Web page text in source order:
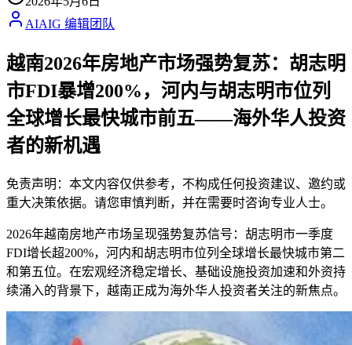
AIAIG 编辑团队
越南2026年房地产市场强势复苏：胡志明
市FDI暴增200%，河内与胡志明市位列
全球增长最快城市前五——海外华人投资
者的新机遇
免责声明：本文内容仅供参考，不构成任何投资建议、邀约或
重大决策依据。请您审慎判断，并在需要时咨询专业人士。
2026年越南房地产市场呈现强势复苏信号：胡志明市一季度
FDI增长超200%，河内和胡志明市位列全球增长最快城市第二
和第五位。在宏观经济稳定增长、基础设施投资加速和外资持
续涌入的背景下，越南正成为海外华人投资者关注的新焦点。